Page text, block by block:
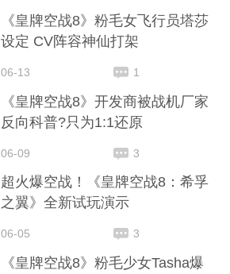
《皇牌空战8》粉毛女飞行员塔莎
设定 CV阵容神仙打架
06-13 1
《皇牌空战8》开发商被战机厂家
反向科普?只为1:1还原
06-09 3
超火爆空战！《皇牌空战8：希孚
之翼》全新试玩演示
06-05 3
《皇牌空战8》粉毛少女Tasha爆